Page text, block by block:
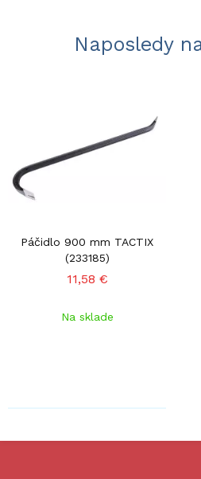
Naposledy
Páčidlo 900 mm TACTIX
(233185)
11,58 €
Na sklade